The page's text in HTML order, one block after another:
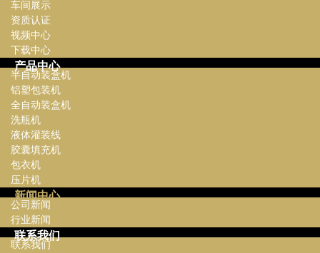
车间展示
资质认证
视频中心
下载中心
产品中心
半自动装盒机
铝塑包装机
全自动装盒机
洗瓶机
液体灌装线
胶囊填充机
包衣机
压片机
新闻中心
公司新闻
行业新闻
联系我们
联系我们